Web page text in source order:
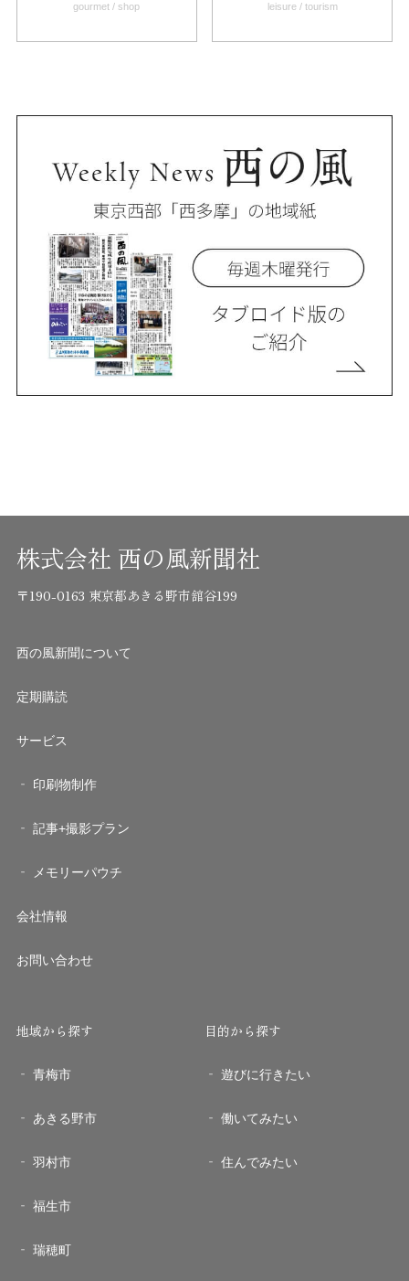
gourmet / shop leisure / tourism
株式会社 西の風新聞社
〒190-0163 東京都あきる野市舘谷199
西の風新聞について
定期購読
サービス
印刷物制作
記事+撮影プラン
メモリーパウチ
会社情報
お問い合わせ
地域から探す
青梅市
あきる野市
羽村市
福生市
瑞穂町
目的から探す
遊びに行きたい
働いてみたい
住んでみたい